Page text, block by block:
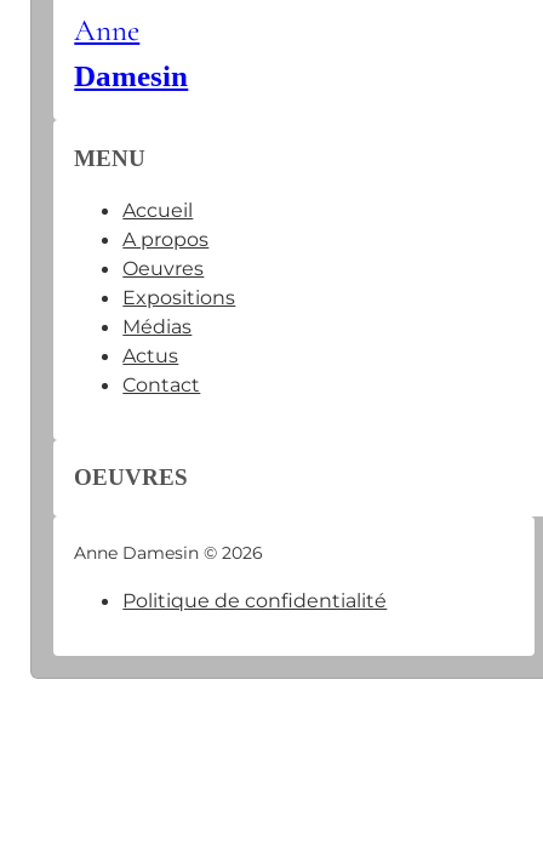
Anne
Damesin
MENU
Accueil
A propos
Oeuvres
Expositions
Médias
Actus
Contact
OEUVRES
Anne Damesin © 2026
Politique de confidentialité